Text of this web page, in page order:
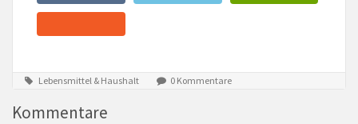
Lebensmittel & Haushalt 0 Kommentare
Kommentare